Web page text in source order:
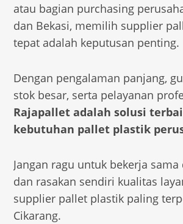
atau bagian purchasing
dan Bekasi, memilih supplier
tepat adalah keputusan penting.
Dengan pengalaman panjang,
stok besar, serta pelayanan
Rajapallet adalah solusi
kebutuhan pallet plastik
Jangan ragu untuk bekerja
dan rasakan sendiri kualitas
supplier pallet plastik paling
Cikarang.